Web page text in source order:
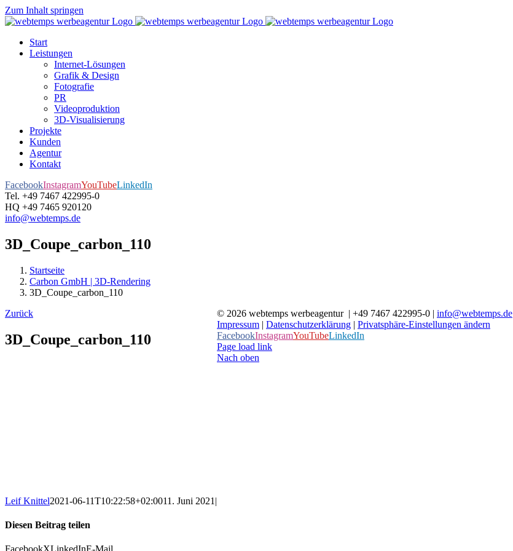
Zum Inhalt springen
Start
Leistungen
Internet-Lösungen
Grafik & Design
Fotografie
PR
Videoproduktion
3D-Visualisierung
Projekte
Kunden
Agentur
Kontakt
FacebookInstagramYouTubeLinkedIn
Tel. +49 7467 422995-0
HQ +49 7465 920120
info@webtemps.de
3D_Coupe_carbon_110
Startseite
Carbon GmbH | 3D-Rendering
3D_Coupe_carbon_110
Zurück
3D_Coupe_carbon_110
Leif Knittel2021-06-11T10:22:58+02:0011. Juni 2021 |
Diesen Beitrag teilen
© 2026 webtemps werbeagentur | +49 7467 422995-0 | info@webtemps.de
Impressum | Datenschutzerklärung | Privatsphäre-Einstellungen ändern
FacebookInstagramYouTubeLinkedIn
Page load link
Nach oben